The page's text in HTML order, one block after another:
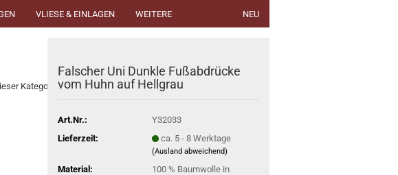
VLIESE & EINLAGEN NEU
WEITERE
Kategorie
Falscher Uni Dunkle Fußabdrücke
vom Huhn auf Hellgrau
Art.Nr.:
Y32033
Lieferzeit:
ca. 5 - 8 Werktage
(Ausland abweichend)
Material:
100 % Baumwolle in